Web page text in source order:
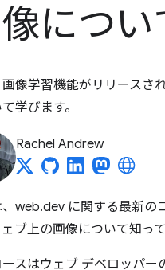
につ
像学習機能がリリースさ
学びます。
Rachel Andrew
web.dev に関する最新の
ブ上の画像について知っ
ースはウェブ デベロッパ